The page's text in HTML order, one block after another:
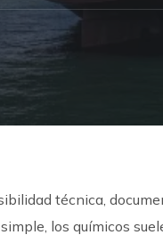
técnica,
los químicos